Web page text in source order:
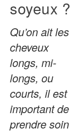
soyeux ?
Qu’on ait les
cheveux
longs, mi-
longs, ou
courts, il est
important de
prendre soin